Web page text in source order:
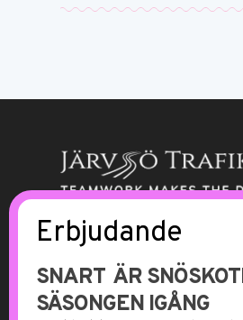
På Kallmyrs
alltid eleven i centrum
schemat helt efter
och med skräddarsydda
SNART ÄR
SÄSONGEN IGÅNG